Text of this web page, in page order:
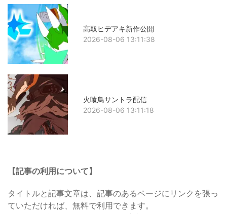
高取ヒデアキ新作公開
2026-08-06 13:11:38
火喰鳥サントラ配信
2026-08-06 13:11:18
【記事の利用について】
タイトルと記事文章は、記事のあるページにリンクを張っ
ていただければ、無料で利用できます。